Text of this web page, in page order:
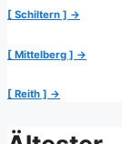
[ Schiltern ] →
[ Mittelberg ] →
[ Reith ] →